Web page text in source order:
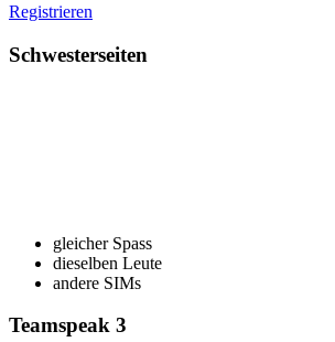
Registrieren
Schwesterseiten
gleicher Spass
dieselben Leute
andere SIMs
Teamspeak 3